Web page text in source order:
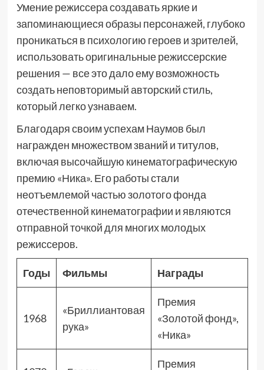
Умение режиссера создавать яркие и
запоминающиеся образы персонажей, глубоко
проникаться в психологию героев и зрителей,
использовать оригинальные режиссерские
решения — все это дало ему возможность
создать неповторимый авторский стиль,
который легко узнаваем.
Благодаря своим успехам Наумов был
награжден множеством званий и титулов,
включая высочайшую кинематографическую
премию «Ника». Его работы стали
неотъемлемой частью золотого фонда
отечественной кинематографии и являются
отправной точкой для многих молодых
режиссеров.
Годы Фильмы Награды
1968
«Бриллиантовая
рука»
Премия
«Золотой фонд»,
«Ника»
Премия